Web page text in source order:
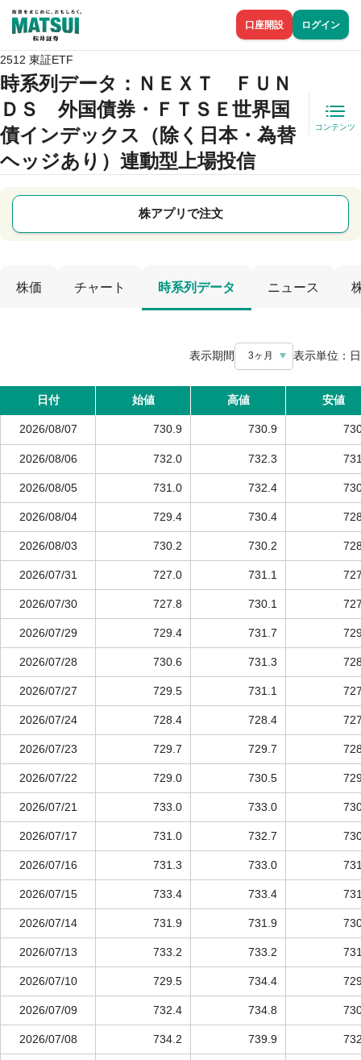
口座開設 ログイン
2512 東証ETF
時系列データ ：ＮＥＸＴ ＦＵＮ
ＤＳ 外国債券・ＦＴＳＥ世界国
債インデックス（除く日本・為替
ヘッジあり）連動型上場投信
コンテンツ
株アプリで注文
株価 チャート 時系列データ ニュース
表示期間 3ヶ月 表示単位： 日
日付 始値 高値 安値
2026/08/07 730.9 730.9
2026/08/06 732.0 732.3
2026/08/05 731.0 732.4
2026/08/04 729.4 730.4
2026/08/03 730.2 730.2
2026/07/31 727.0 731.1
2026/07/30 727.8 730.1
2026/07/29 729.4 731.7
2026/07/28 730.6 731.3
2026/07/27 729.5 731.1
2026/07/24 728.4 728.4
2026/07/23 729.7 729.7
2026/07/22 729.0 730.5
2026/07/21 733.0 733.0
2026/07/17 731.0 732.7
2026/07/16 731.3 733.0
2026/07/15 733.4 733.4
2026/07/14 731.9 731.9
2026/07/13 733.2 733.2
2026/07/10 729.5 734.4
2026/07/09 732.4 734.8
2026/07/08 734.2 739.9